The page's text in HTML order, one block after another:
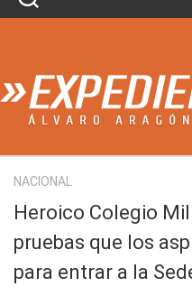
Skip
NACIONAL
Heroico Colegio
pruebas que los
para entrar a la